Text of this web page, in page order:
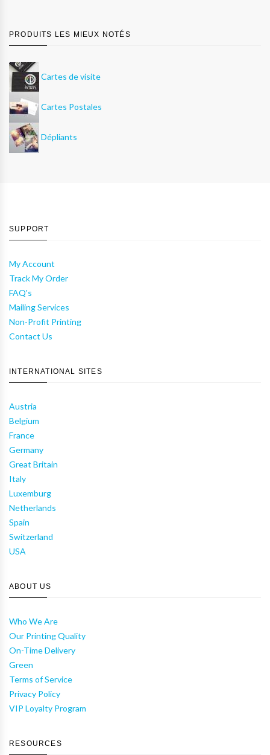
PRODUITS LES MIEUX NOTÉS
Cartes de visite
Cartes Postales
Dépliants
SUPPORT
My Account
Track My Order
FAQ's
Mailing Services
Non-Profit Printing
Contact Us
INTERNATIONAL SITES
Austria
Belgium
France
Germany
Great Britain
Italy
Luxemburg
Netherlands
Spain
Switzerland
USA
ABOUT US
Who We Are
Our Printing Quality
On-Time Delivery
Green
Terms of Service
Privacy Policy
VIP Loyalty Program
RESOURCES